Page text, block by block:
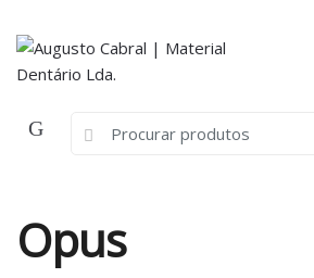
navigation
content
Search
Opus